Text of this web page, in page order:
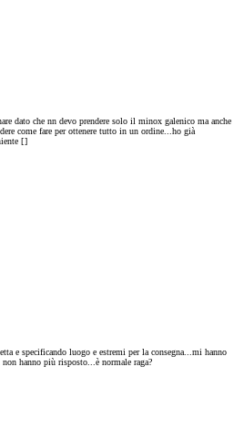
dato che nn devo prendere solo il minox galenico ma anche
come fare per ottenere tutto in un ordine...ho già
[]
e specificando luogo e estremi per la consegna...mi hanno
hanno più risposto...è normale raga?